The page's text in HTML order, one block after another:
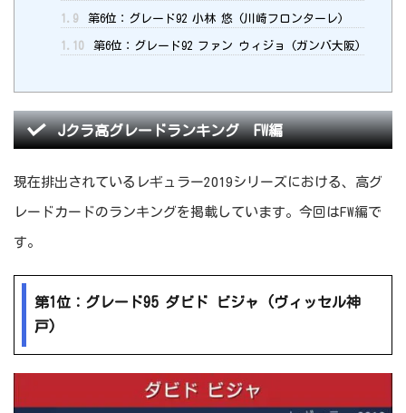
1.9 第6位：グレード92 小林 悠 (川崎フロンターレ)
1.10 第6位：グレード92 ファン ウィジョ (ガンバ大阪)
Jクラ高グレードランキング FW編
現在排出されているレギュラー2019シリーズにおける、高グ
レードカードのランキングを掲載しています。今回はFW編で
す。
第1位：グレード95 ダビド ビジャ (ヴィッセル神
戸)